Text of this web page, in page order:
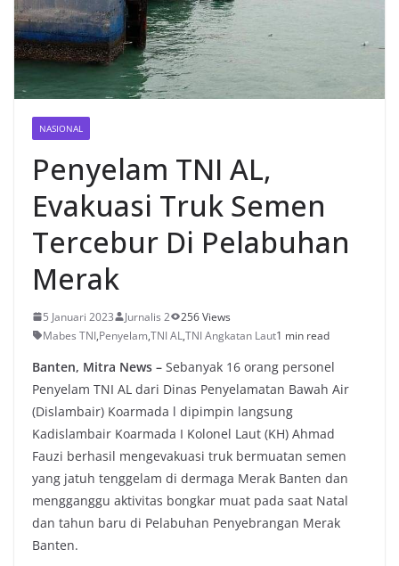
NASIONAL
Penyelam TNI AL,
Evakuasi Truk Semen
Tercebur Di Pelabuhan
Merak
5 Januari 2023 Jurnalis 2
256 Views
Mabes TNI,Penyelam,TNI AL,TNI Angkatan Laut1 min read
Banten, Mitra News – Sebanyak 16 orang personel
Penyelam TNI AL dari Dinas Penyelamatan Bawah Air
(Dislambair) Koarmada l dipimpin langsung
Kadislambair Koarmada I Kolonel Laut (KH) Ahmad
Fauzi berhasil mengevakuasi truk bermuatan semen
yang jatuh tenggelam di dermaga Merak Banten dan
mengganggu aktivitas bongkar muat pada saat Natal
dan tahun baru di Pelabuhan Penyebrangan Merak
Banten.